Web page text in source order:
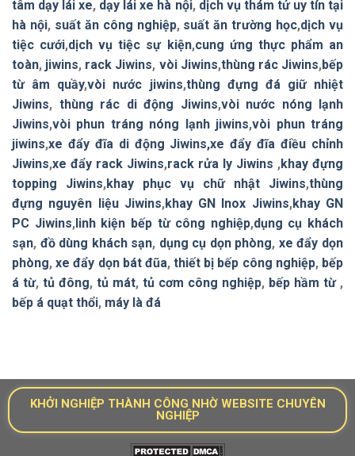
tâm dạy lái xe, dạy lái xe hà nội, dịch vụ thám tử uy tín tại
hà nội, suất ăn công nghiệp, suất ăn trường học,dịch vụ
tiệc cưới,dịch vụ tiệc sự kiện,cung ứng thực phẩm an
toàn, jiwins, rack Jiwins, vòi Jiwins,thùng rác Jiwins,bếp
từ âm quầy,vòi nước jiwins,thùng đựng đá giữ nhiệt
Jiwins, thùng rác di động Jiwins,vòi nước nóng lạnh
Jiwins,vòi phun tráng nóng lạnh jiwins,vòi phun tráng
jiwins,xe đẩy đĩa di động Jiwins,xe đẩy đĩa điều chỉnh
Jiwins,xe đẩy rack Jiwins,rack rửa ly Jiwins ,khay đựng
topping Jiwins,khay phục vụ chữ nhật Jiwins,thùng
đựng nguyên liệu Jiwins,khay GN Inox Jiwins,khay GN
PC Jiwins,linh kiện bếp từ công nghiệp,dụng cụ khách
sạn, đồ dùng khách sạn, dụng cụ dọn phòng, xe đẩy dọn
phòng,xe đẩy dọn bát đũa,thiết bị bếp công nghiệp, bếp
á từ, tủ đông, tủ mát, tủ cơm công nghiệp, bếp hầm từ,
bếp á quạt thổi, máy là đá
KHỞI NGHIỆP THÀNH CÔNG NHỜ WEBSITE CHUYÊN
NGHIỆP